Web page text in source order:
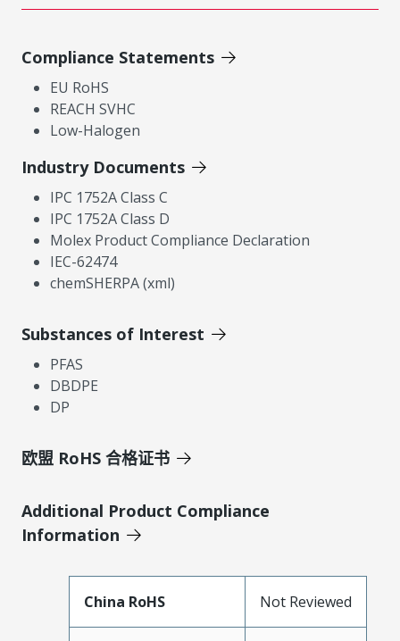
Compliance Statements
EU RoHS
REACH SVHC
Low-Halogen
Industry Documents
IPC 1752A Class C
IPC 1752A Class D
Molex Product Compliance Declaration
IEC-62474
chemSHERPA (xml)
Substances of Interest
PFAS
DBDPE
DP
欧盟 RoHS 合格证书
Additional Product Compliance
Information
China RoHS Not Reviewed